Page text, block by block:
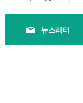
뉴스레터